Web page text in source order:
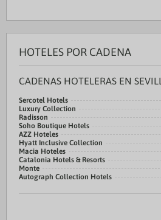
HOTELES POR CADENA
CADENAS HOTELERAS EN
Sercotel Hotels
Luxury Collection
Radisson
Soho Boutique Hotels
AZZ Hoteles
Hyatt Inclusive Collection
Macia Hoteles
Catalonia Hotels & Resorts
Monte
Autograph Collection Hotels